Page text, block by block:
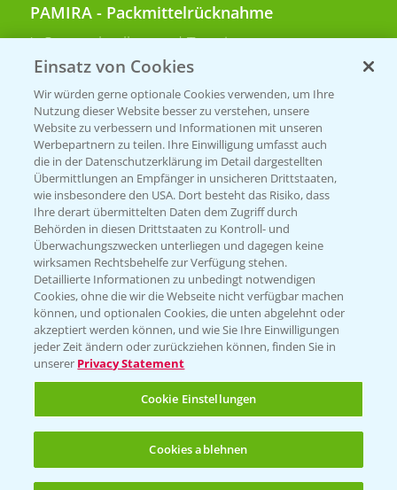
PAMIRA - Packmittelrücknahme
Sammelstellen und Termine
PRE - Chemikalien sicher entsorgen
Sammelstellen und Termine
Kontakt & Notfall
Beratung auf WhatsApp
T.+49 (0)174 346 564 1
KONTAKT
Hilfe in Notfällen
T.+49 (0)214/30-20220
Einsatz von Cookies
Wir würden gerne optionale Cookies verwenden, um Ihre
Nutzung dieser Website besser zu verstehen, unsere
Website zu verbessern und Informationen mit unseren
Werbepartnern zu teilen. Ihre Einwilligung umfasst auch
die in der Datenschutzerklärung im Detail dargestellten
Übermittlungen an Empfänger in unsicheren Drittstaaten,
wie insbesondere den USA. Dort besteht das Risiko, dass
Ihre derart übermittelten Daten dem Zugriff durch
Behörden in diesen Drittstaaten zu Kontroll- und
Überwachungszwecken unterliegen und dagegen keine
wirksamen Rechtsbehelfe zur Verfügung stehen.
Detaillierte Informationen zu unbedingt notwendigen
Cookies, ohne die wir die Webseite nicht verfügbar machen
können, und optionalen Cookies, die unten abgelehnt oder
akzeptiert werden können, und wie Sie Ihre Einwilligungen
jeder Zeit ändern oder zurückziehen können, finden Sie in
unserer Privacy Statement
Cookie Einstellungen
Cookies ablehnen